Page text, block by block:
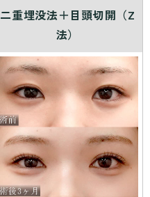
二重埋没法＋目頭切開（Z
法）